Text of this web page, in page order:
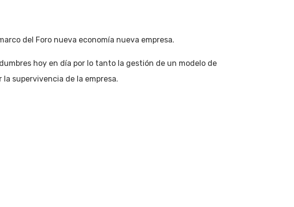
del Foro nueva economía nueva empresa.
hoy en día por lo tanto la gestión de un modelo de
supervivencia de la empresa.